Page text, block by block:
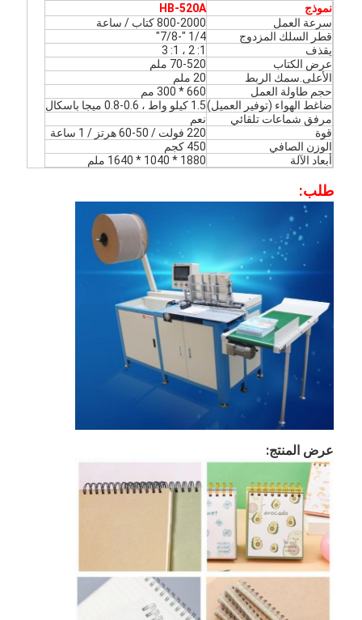
مسكن
منتجات
أشرطة فيديو
نموذج
HB-520A
سرعة العمل
800-2000 كتاب / ساعة
قطر السلك المزدوج
1/4 "-7/8"
يقذف
1: 2 ، 1: 3
عرض الكتاب
70-520 ملم
الأعلى.سمك الربط
20 ملم
حجم طاولة العمل
660 * 300 مم
ضاغط الهواء (توفير العميل)1.5 كيلو واط ، 0.6-0.8 ميجا باسكال
مرفق شماعات تلقائي
نعم
قوة
220 فولت / 50-60 هرتز / 1 ساعة
الوزن الصافي
450 كجم
أبعاد الآلة
1880 * 1040 * 1640 ملم
طلب:
عرض المنتج: